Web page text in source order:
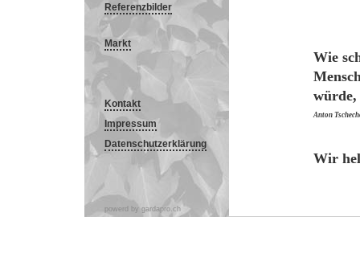
Referenzbilder
Markt
Kontakt
Impressum
Datenschutzerklärung
powerd by gardapro.ch
Wie
Anton
Wir